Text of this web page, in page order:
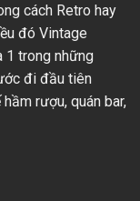
cách Retro hay
đó Vintage
1 trong những
đi đầu tiên
rượu, quán bar,